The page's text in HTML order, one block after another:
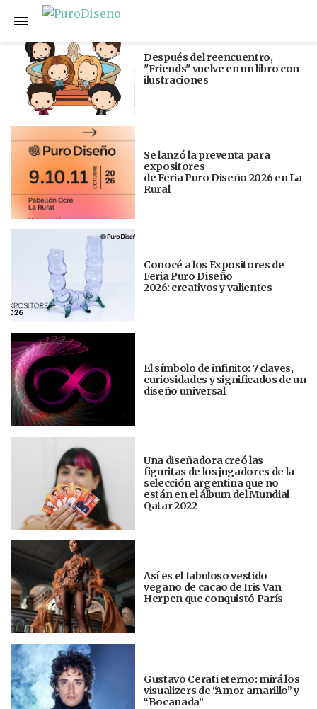
Anterior
Después del reencuentro,
"Friends" vuelve en un libro con
ilustraciones
Se lanzó la preventa para
expositores
de Feria Puro Diseño 2026 en La
Rural
Conocé a los Expositores de
Feria Puro Diseño
2026: creativos y valientes
El símbolo de infinito: 7 claves,
curiosidades y significados de un
diseño universal
Una diseñadora creó las
figuritas de los jugadores de la
selección argentina que no
están en el álbum del Mundial
Qatar 2022
Así es el fabuloso vestido
vegano de cacao de Iris Van
Herpen que conquistó París
Gustavo Cerati eterno: mirá los
visualizers de “Amor amarillo” y
“Bocanada”
Siguiente